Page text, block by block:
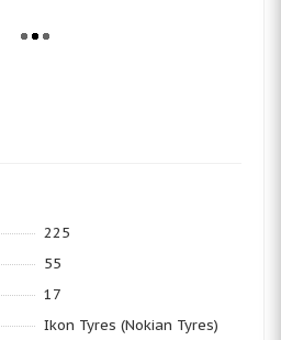
225
55
17
Ikon Tyres (Nokian Tyres)